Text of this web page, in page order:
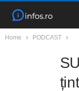
Home PODCAST